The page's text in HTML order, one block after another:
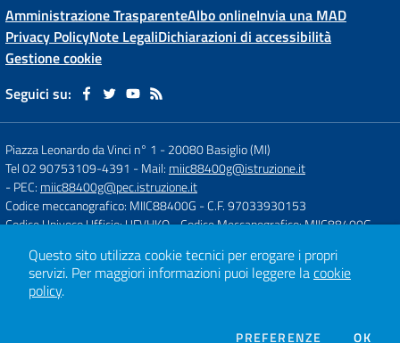
Amministrazione TrasparenteAlbo onlineInvia una MAD
Privacy PolicyNote LegaliDichiarazioni di accessibilità
Gestione cookie
Seguici su:
Piazza Leonardo da Vinci n° 1 -20080 Basiglio (MI)
Tel 02 90753109-4391 - Mail: miic88400g@istruzione.it
- PEC: miic88400g@pec.istruzione.it
Codice meccanografico: MIIC88400G - C.F. 97033930153
Codice Univoco Ufficio: UFVHKO- Codice Meccanografico: MIIC88400G
Concept & Design by
Designers Italia
Questo sito utilizza cookie tecnici per erogare i propri
servizi. Per maggiori informazioni puoi leggere lacookie
policy.
PREFERENZE DEI COOKIE
OK